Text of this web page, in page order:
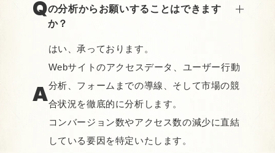
の分析からお願いすることはできます
か？
はい、承っております。
Webサイトのアクセスデータ、ユーザー行動
分析、フォームまでの導線、そして市場の競
合状況を徹底的に分析します。
コンバージョン数やアクセス数の減少に直結
している要因を特定いたします。